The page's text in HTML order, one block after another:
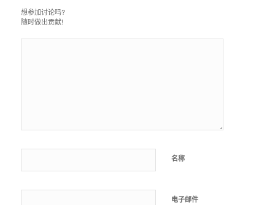
想参加讨论吗?
随时做出贡献!
名称
电子邮件